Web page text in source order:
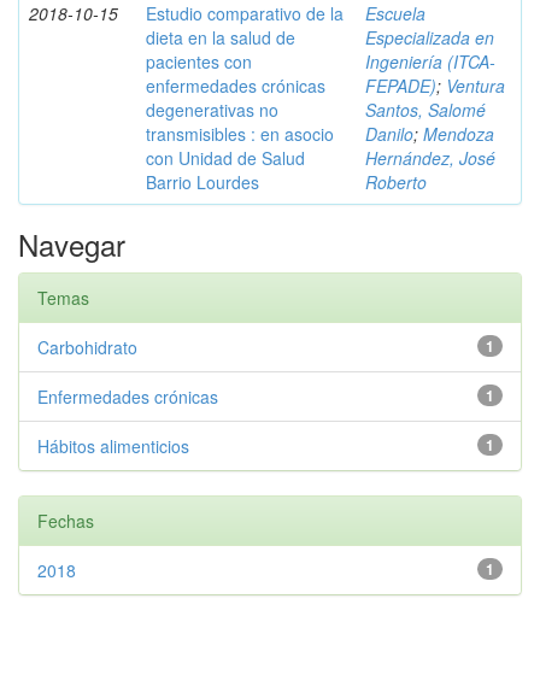
2018-10-15
Estudio comparativo de la
dieta en la salud de
pacientes con
enfermedades crónicas
degenerativas no
transmisibles : en asocio
con Unidad de Salud
Barrio Lourdes
Escuela
Especializada en
Ingeniería (ITCA-
FEPADE); Ventura
Santos, Salomé
Danilo; Mendoza
Hernández, José
Roberto
Navegar
Temas
1
Carbohidrato
1
Enfermedades crónicas
1
Hábitos alimenticios
Fechas
1
2018